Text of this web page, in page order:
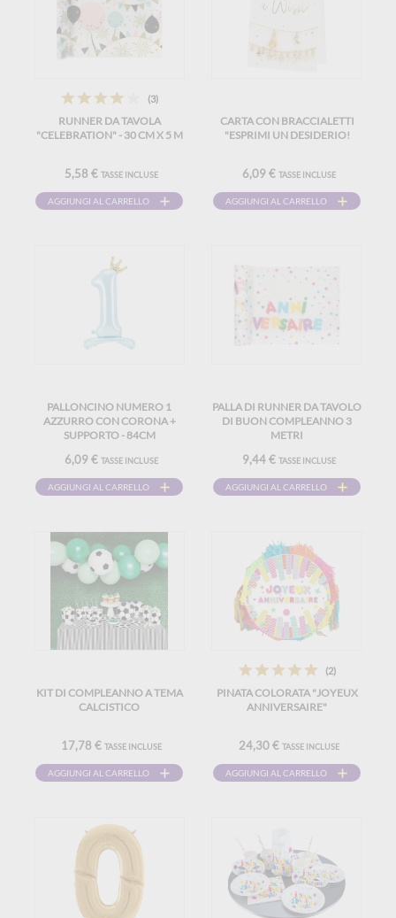
(3)
RUNNER DA TAVOLA
"CELEBRATION" - 30 CM X 5 M
5,58 € TASSE INCLUSE
AGGIUNGI AL CARRELLO
CARTA CON BRACCIALETTI
"ESPRIMI UN DESIDERIO!
6,09 € TASSE INCLUSE
AGGIUNGI AL CARRELLO
PALLONCINO NUMERO 1
AZZURRO CON CORONA +
SUPPORTO - 84CM
6,09 € TASSE INCLUSE
AGGIUNGI AL CARRELLO
PALLA DI RUNNER DA TAVOLO
DI BUON COMPLEANNO 3
METRI
9,44 € TASSE INCLUSE
AGGIUNGI AL CARRELLO
KIT DI COMPLEANNO A TEMA
CALCISTICO
17,78 € TASSE INCLUSE
AGGIUNGI AL CARRELLO
(2)
PINATA COLORATA "JOYEUX
ANNIVERSAIRE"
24,30 € TASSE INCLUSE
AGGIUNGI AL CARRELLO